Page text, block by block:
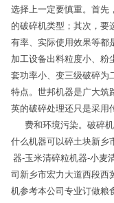
选择上一定要慎重。首先
的破碎机类型；其次，要
有率、实际使用效果等都
加工设备出料粒度小、粉
套功率小、变三级破碎为
特点。世邦机器是广大筑
英的破碎处理还只是采用
费和环境污染。破碎
什么机器可以碎土块新乡
器-玉米清碎粒机器-小麦
司新乡市宏力大道西段西
机参考本公司专业订做粮